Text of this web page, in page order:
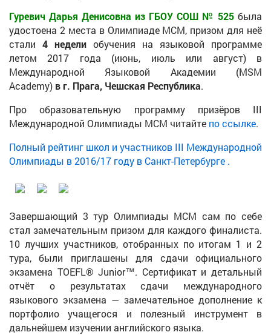
Гуревич Дарья Денисовна из ГБОУ СОШ № 525 была
удостоена 2 места в Олимпиаде МСМ, призом для неё
стали 4 недели обучения на языковой программе
летом 2017 года (июнь, июль или август) в
Международной Языковой Академии (MSM
Academy) в г. Прага, Чешская Республика.
Про образовательную программу призёров III
Международной Олимпиады МСМ читайте по ссылке.
Полный рейтинг школ и участников III Международной
Олимпиады в 2016/17 году в Санкт-Петербурге .
Завершающий 3 тур Олимпиады МСМ сам по себе
стал замечательным призом для каждого финалиста.
10 лучших участников, отобранных по итогам 1 и 2
тура, были приглашены для сдачи официального
экзамена TOEFL® Junior™. Сертификат и детальный
отчёт о результатах сдачи международного
языкового экзамена — замечательное дополнение к
портфолио учащегося и полезный инструмент в
дальнейшем изучении английского языка.